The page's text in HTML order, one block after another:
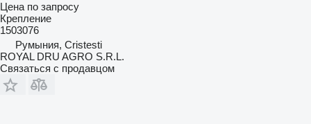
Цена по запросу
Крепление
1503076
Румыния, Cristesti
ROYAL DRU AGRO S.R.L.
Связаться с продавцом